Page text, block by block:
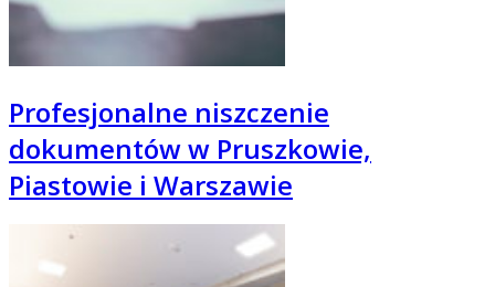
Profesjonalne niszczenie
dokumentów w Pruszkowie,
Piastowie i Warszawie